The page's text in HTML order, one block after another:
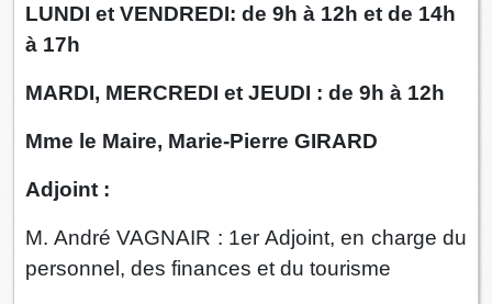
LUNDI et VENDREDI: de 9h à 12h et de 14h
à 17h
MARDI, MERCREDI et JEUDI : de 9h à 12h
Mme le Maire, Marie-Pierre GIRARD
Adjoint :
M. André VAGNAIR : 1er Adjoint, en charge du
personnel, des finances et du tourisme